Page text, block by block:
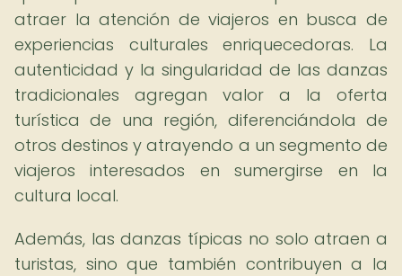
atraer la atención de viajeros en busca de
experiencias culturales enriquecedoras. La
autenticidad y la singularidad de las danzas
tradicionales agregan valor a la oferta
turística de una región, diferenciándola de
otros destinos y atrayendo a un segmento de
viajeros interesados en sumergirse en la
cultura local.
Además, las danzas típicas no solo atraen a
turistas, sino que también contribuyen a la